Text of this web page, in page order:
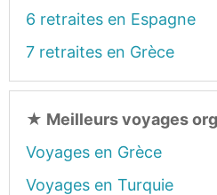
6 retraites en Espagne
7 retraites en Grèce
★ Meilleurs voyages
Voyages en Grèce
Voyages en Turquie